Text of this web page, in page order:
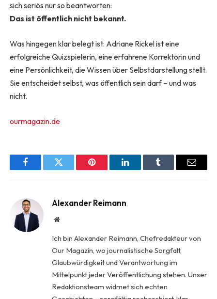
sich seriös nur so beantworten:
Das ist öffentlich nicht bekannt.
Was hingegen klar belegt ist: Adriane Rickel ist eine
erfolgreiche Quizspielerin, eine erfahrene Korrektorin und
eine Persönlichkeit, die Wissen über Selbstdarstellung stellt.
Sie entscheidet selbst, was öffentlich sein darf – und was
nicht.
ourmagazin.de
FacebookTwitter Pinterest LinkedInTumblr Email
Alexander Reimann
Website
Ich bin Alexander Reimann, Chefredakteur von
Our Magazin, wo journalistische Sorgfalt,
Glaubwürdigkeit und Verantwortung im
Mittelpunkt jeder Veröffentlichung stehen. Unser
Redaktionsteam widmet sich echten